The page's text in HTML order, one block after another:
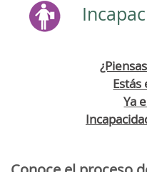
Estás
Ya